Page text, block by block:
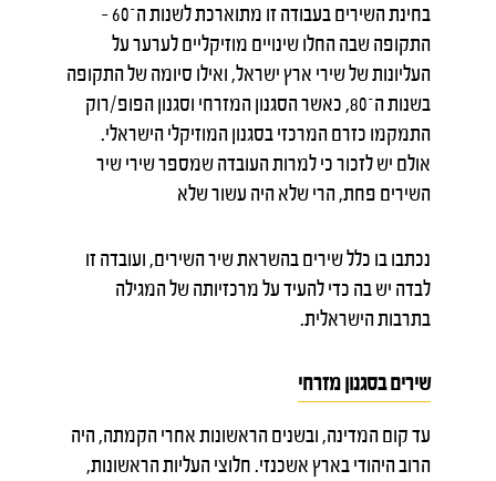
בחינת השירים בעבודה זו מתוארכת לשנות ה־60 –
התקופה שבה החלו שינויים מוזיקליים לערער על
העליונות של שירי ארץ ישראל, ואילו סיומה של התקופה
בשנות ה־80, כאשר הסגנון המזרחי וסגנון הפופ/רוק
התמקמו כזרם המרכזי בסגנון המוזיקלי הישראלי.
אולם יש לזכור כי למרות העובדה שמספר שירי שיר
השירים פחת, הרי שלא היה עשור שלא
נכתבו בו כלל שירים בהשראת שיר השירים, ועובדה זו
לבדה יש בה כדי להעיד על מרכזיותה של המגילה
בתרבות הישראלית.
שירים בסגנון מזרחי
עד קום המדינה, ובשנים הראשונות אחרי הקמתה, היה
הרוב היהודי בארץ אשכנזי. חלוצי העליות הראשונות,